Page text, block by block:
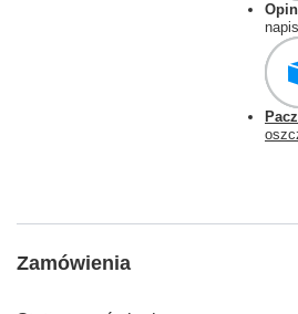
Zamówienia